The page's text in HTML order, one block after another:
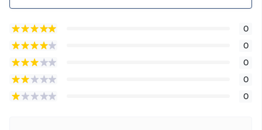
0
0
0
0
0